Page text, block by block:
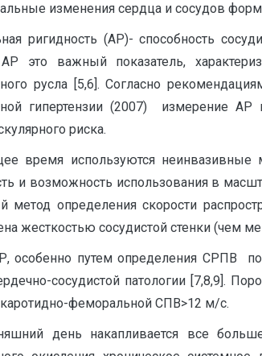
изменения сердца и сосудов
ригидность (АР)- способность
АР это важный показатель,
русла [5,6]. Согласно
гипертензии (2007) измерение АР
риска.
время используются неинвазивные
и возможность использования в
метод определения скорости
жесткостью сосудистой стенки (чем
особенно путем определения СРПВ
сосудистой патологии [7,8,9].
феморальной СПВ>12 м/с.
день накапливается все